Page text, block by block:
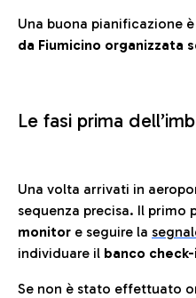
Una buona pianificazione
da Fiumicino organizzata
Le fasi prima
Una volta arrivati in
sequenza precisa. Il primo
monitor e seguire la
individuare il banco
Se non è stato effettuato